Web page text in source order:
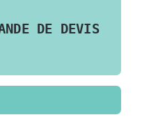
DE DEVIS